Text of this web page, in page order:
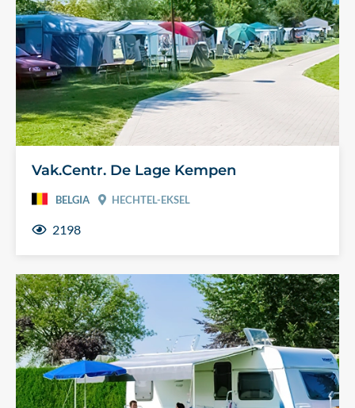
Vak.Centr. De Lage Kempen
BELGIA HECHTEL-EKSEL
2198